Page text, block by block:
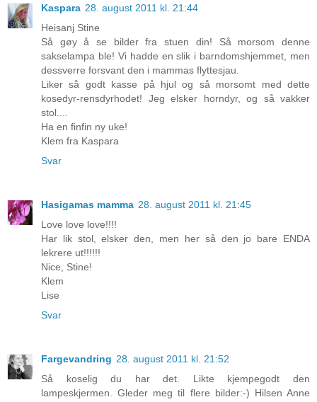
Kaspara 28. august 2011 kl. 21:44
Heisanj Stine
Så gøy å se bilder fra stuen din! Så morsom denne
sakselampa ble! Vi hadde en slik i barndomshjemmet, men
dessverre forsvant den i mammas flyttesjau.
Liker så godt kasse på hjul og så morsomt med dette
kosedyr-rensdyrhodet! Jeg elsker horndyr, og så vakker
stol....
Ha en finfin ny uke!
Klem fra Kaspara
Svar
Hasigamas mamma 28. august 2011 kl. 21:45
Love love love!!!!
Har lik stol, elsker den, men her så den jo bare ENDA
lekrere ut!!!!!!
Nice, Stine!
Klem
Lise
Svar
Fargevandring 28. august 2011 kl. 21:52
Så koselig du har det. Likte kjempegodt den
lampeskjermen. Gleder meg til flere bilder:-) Hilsen Anne